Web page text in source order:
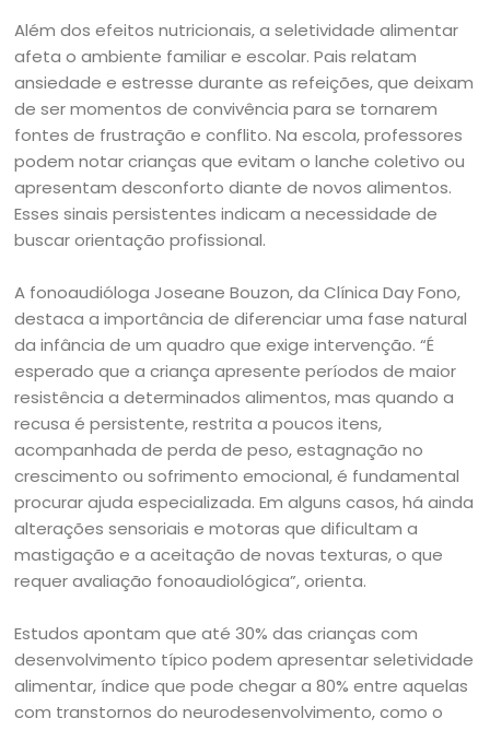
Além dos efeitos nutricionais, a seletividade alimentar
afeta o ambiente familiar e escolar. Pais relatam
ansiedade e estresse durante as refeições, que deixam
de ser momentos de convivência para se tornarem
fontes de frustração e conflito. Na escola, professores
podem notar crianças que evitam o lanche coletivo ou
apresentam desconforto diante de novos alimentos.
Esses sinais persistentes indicam a necessidade de
buscar orientação profissional.
A fonoaudióloga Joseane Bouzon, da Clínica Day Fono,
destaca a importância de diferenciar uma fase natural
da infância de um quadro que exige intervenção. “É
esperado que a criança apresente períodos de maior
resistência a determinados alimentos, mas quando a
recusa é persistente, restrita a poucos itens,
acompanhada de perda de peso, estagnação no
crescimento ou sofrimento emocional, é fundamental
procurar ajuda especializada. Em alguns casos, há ainda
alterações sensoriais e motoras que dificultam a
mastigação e a aceitação de novas texturas, o que
requer avaliação fonoaudiológica”, orienta.
Estudos apontam que até 30% das crianças com
desenvolvimento típico podem apresentar seletividade
alimentar, índice que pode chegar a 80% entre aquelas
com transtornos do neurodesenvolvimento, como o